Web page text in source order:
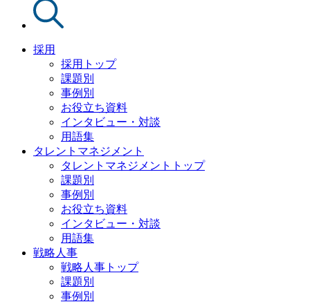
採用
採用トップ
課題別
事例別
お役立ち資料
インタビュー・対談
用語集
タレントマネジメント
タレントマネジメントトップ
課題別
事例別
お役立ち資料
インタビュー・対談
用語集
戦略人事
戦略人事トップ
課題別
事例別